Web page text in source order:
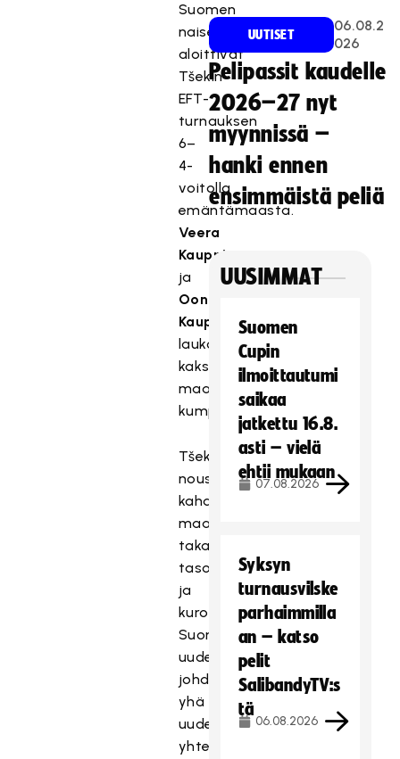
Suomen
naiset
aloittivat
Tšekin
EFT-
turnauksen
6–
4-
voitolla
emäntämaasta.
Veera
Kauppi
ja
Oona
Kauppi
laukoivat
kaksi
maalia
kumpikin.
Tšekki
nousi
kahden
maalin
takaa
tasoihin
ja
kuroi
Suomen
uuden
johdon
yhä
uudelleen
yhteen
UUTISET
06.08.2
026
Pelipassit kaudelle
2026–27 nyt
myynnissä –
hanki ennen
ensimmäistä peliä
UUSIMMAT
Suomen
Cupin
ilmoittautumi
saikaa
jatkettu 16.8.
asti – vielä
ehtii mukaan
07.08.2026
Syksyn
turnausvilske
parhaimmilla
an – katso
pelit
SalibandyTV:s
tä
06.08.2026